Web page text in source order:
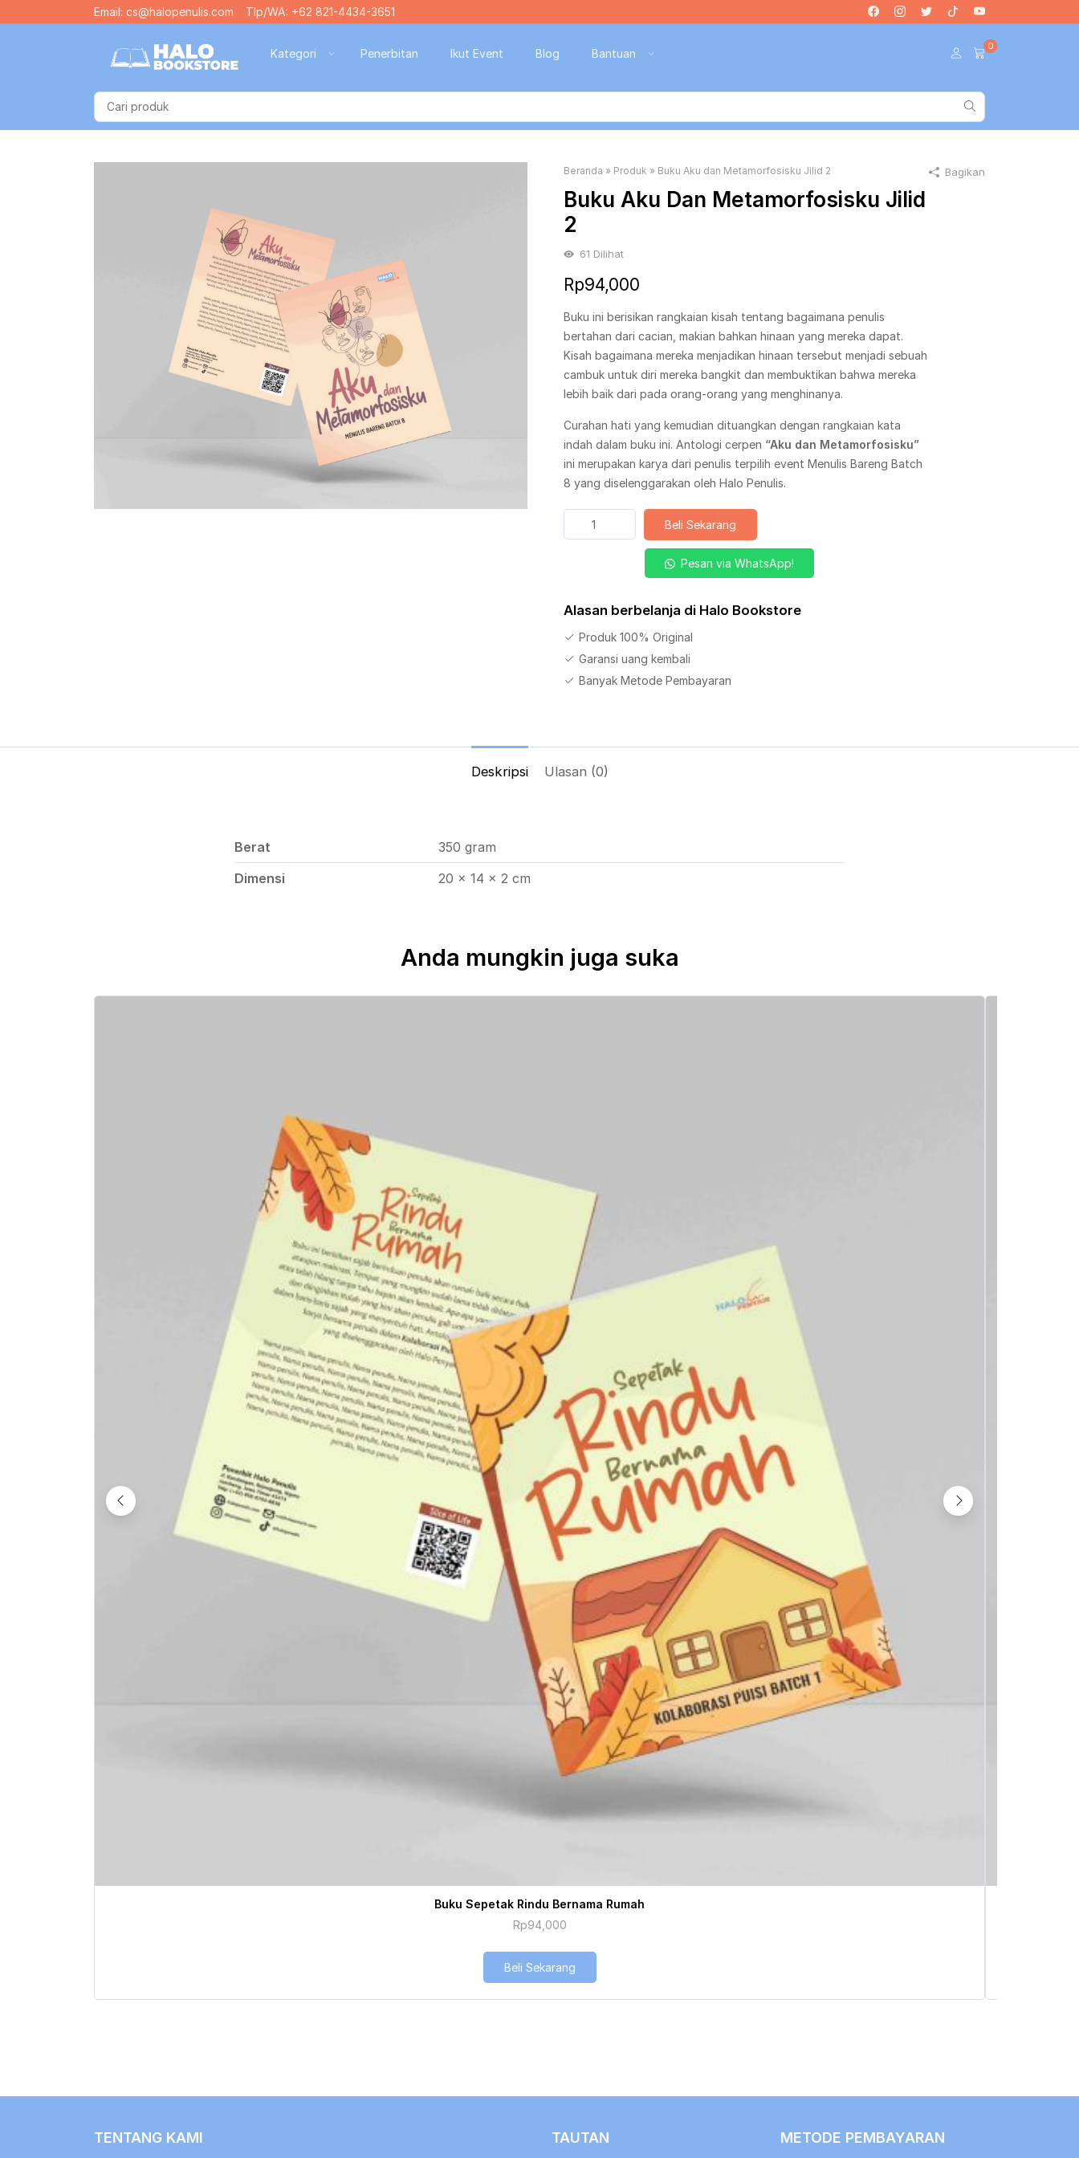
Email: cs@halopenulis.com Tlp/WA: +62 821-4434-3651
Kategori Penerbitan Ikut Event Blog Bantuan
0
Beranda » Produk » Buku Aku dan Metamorfosisku Jilid 2
Buku Aku Dan Metamorfosisku Jilid
2
61 Dilihat
Rp94,000
Buku ini berisikan rangkaian kisah tentang bagaimana penulis
bertahan dari cacian, makian bahkan hinaan yang mereka dapat.
Kisah bagaimana mereka menjadikan hinaan tersebut menjadi sebuah
cambuk untuk diri mereka bangkit dan membuktikan bahwa mereka
lebih baik dari pada orang-orang yang menghinanya.
Curahan hati yang kemudian dituangkan dengan rangkaian kata
indah dalam buku ini. Antologi cerpen “Aku dan Metamorfosisku”
ini merupakan karya dari penulis terpilih event Menulis Bareng Batch
8 yang diselenggarakan oleh Halo Penulis.
Kuantitas
Buku
Jilid
Beli Sekarang
Pesan via WhatsApp!
Alasan berbelanja di Halo Bookstore
Produk 100% Original
Garansi uang kembali
Banyak Metode Pembayaran
Bagikan
Deskripsi Ulasan (0)
Berat
350 gram
Dimensi
20 × 14 × 2 cm
Anda mungkin juga suka
Buku Sepetak Rindu Bernama Rumah
Rp94,000
Beli Sekarang
TENTANG KAMI TAUTAN METODE PEMBAYARAN